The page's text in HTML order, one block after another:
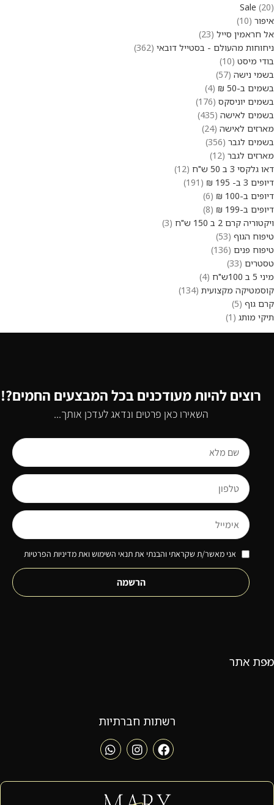
Sale 20
איפור 10
אל חראמין סייל 23
ניחוחות מהעולם - בסטייל דובאי 362
בודי מיסט 10
בשמי נישה 57
בשמים ב-50 ₪
4
בשמים יוניסקס 176
בשמים לאישה 435
מארזים לאישה 24
בשמים לגבר 356
מארזים לגבר 12
דאו גלקסי 3 ב 50 ש"ח
12
דיופים 3 ב- 195 ₪
191
דיופים ב-100 ₪
6
דיופים ב-199 ₪
8
ויקטוריה קרם 2 ב 150 ש"ח
3
טיפוח הגוף 53
טיפוח פנים 136
טסטרים 33
מיני 5 ב 100ש"ח
4
קוסמטיקה מקצועית 134
קרם גוף 5
תיקי מותג
1
רוצים להיות מעודכנים בכל המבצעים החמים?!
השאירו כאן פרטים ונדאג לעדכן אותך...
אני מאשר/ת שקראתי והבנתי את תנאי השימוש ואת מדיניות הפרטיות
הרשמה
מפת אתר
רשתות חברתיות